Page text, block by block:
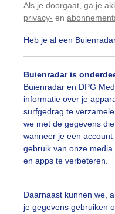
Als je doorgaat, ga je
privacy- en
Heb je al een
Buienradar is
Buienradar en DPG
informatie over je
surfgedrag te
we met de gegevens
wanneer je een
gebruik van onze
en apps te verbeteren.
Daarnaast kunnen we,
je gegevens gebruiken
onder maartse
Maartsebuien
Gebruik je Safari en
Klikhier